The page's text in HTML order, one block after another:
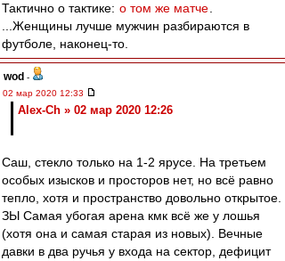
Тактично о тактике: о том же матче
...Женщины лучше мужчин разбираются в
футболе, наконец-то.
wod -
02 мар 2020 12:33
Alex-Ch » 02 мар 2020 12:26
Саш, стекло только на 1-2 ярусе. На третьем
особых изысков и просторов нет, но всё равно
тепло, хотя и пространство довольно открытое.
ЗЫ Самая убогая арена кмк всё же у лошья
(хотя она и самая старая из новых). Вечные
давки в два ручья у входа на сектор, дефицит